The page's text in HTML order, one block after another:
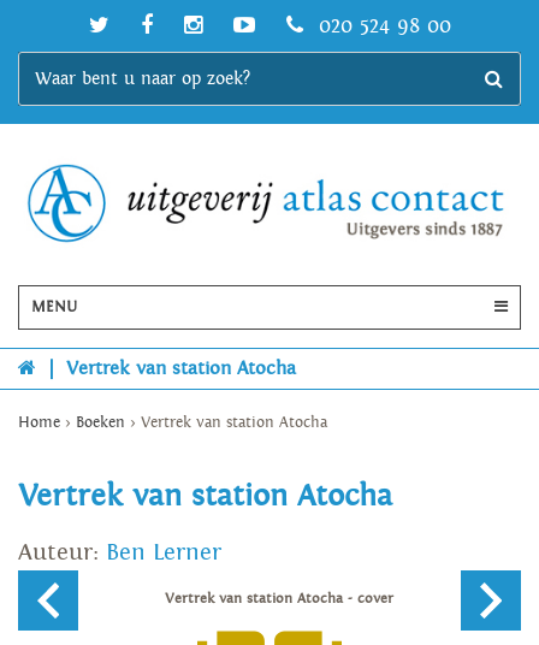
020 524 98 00
MENU
Vertrek van station Atocha
Home > Boeken > Vertrek van station Atocha
Vertrek van station Atocha
Auteur: Ben Lerner